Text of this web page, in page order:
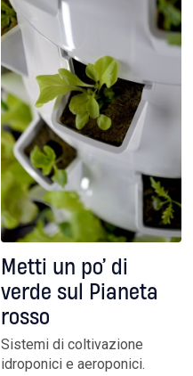
Metti un po’ di
verde sul Pianeta
rosso
Sistemi di coltivazione
idroponici e aeroponici.